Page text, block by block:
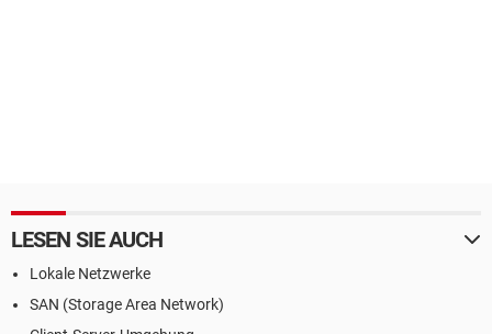
LESEN SIE AUCH
Lokale Netzwerke
SAN (Storage Area Network)